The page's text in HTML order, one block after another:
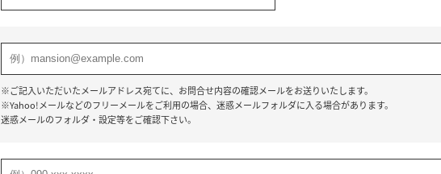
※ご記入いただいたメールアドレス宛てに、お問合せ内容の確認メールをお送りいたします。
※Yahoo!メールなどのフリーメールをご利用の場合、迷惑メールフォルダに入る場合があります。
迷惑メールのフォルダ・設定等をご確認下さい。